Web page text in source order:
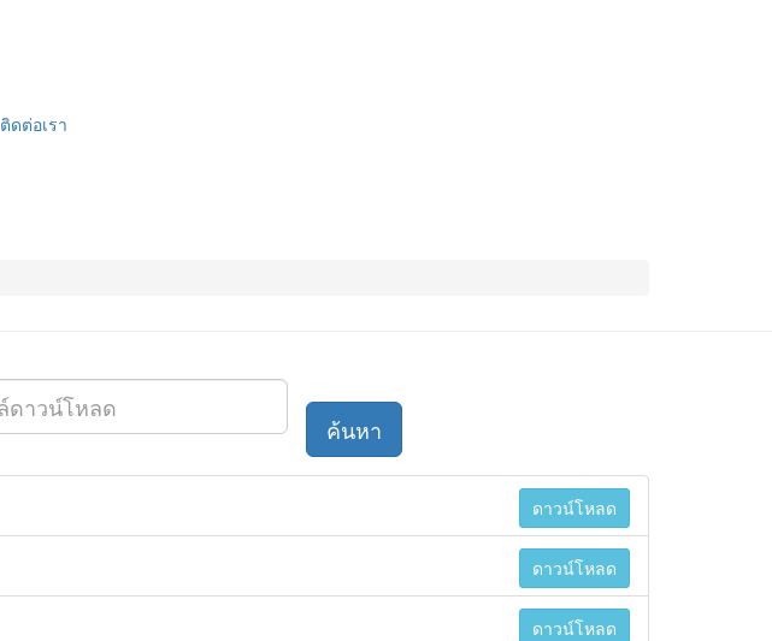
ติดต่อเรา
ค้นหา
ดาวน์โหลด
ดาวน์โหลด
ดาวน์โหลด